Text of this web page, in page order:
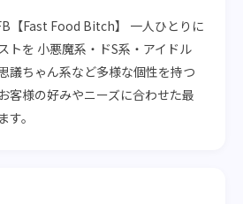
【Fast Food Bitch】 一人ひとりに
トを 小悪魔系・ドS系・アイドル
議ちゃん系など多様な個性を持つ
客様の好みやニーズに合わせた最
。